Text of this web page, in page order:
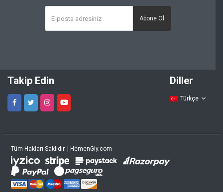
Abone Ol
Takip Edin Diller
Türkçe
Tüm Hakları Saklıdır. | HemenGiy.com